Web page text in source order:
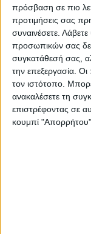
πρόσβαση σε πιο
προτιμήσεις σας
συναινέσετε. Λάβετε
προσωπικών σας
συγκατάθεσή σας,
την επεξεργασία.
τον ιστότοπο.
ανακαλέσετε τη
επιστρέφοντας σε
κουμπί "Απορρήτου"
Η Αρχαιότερη